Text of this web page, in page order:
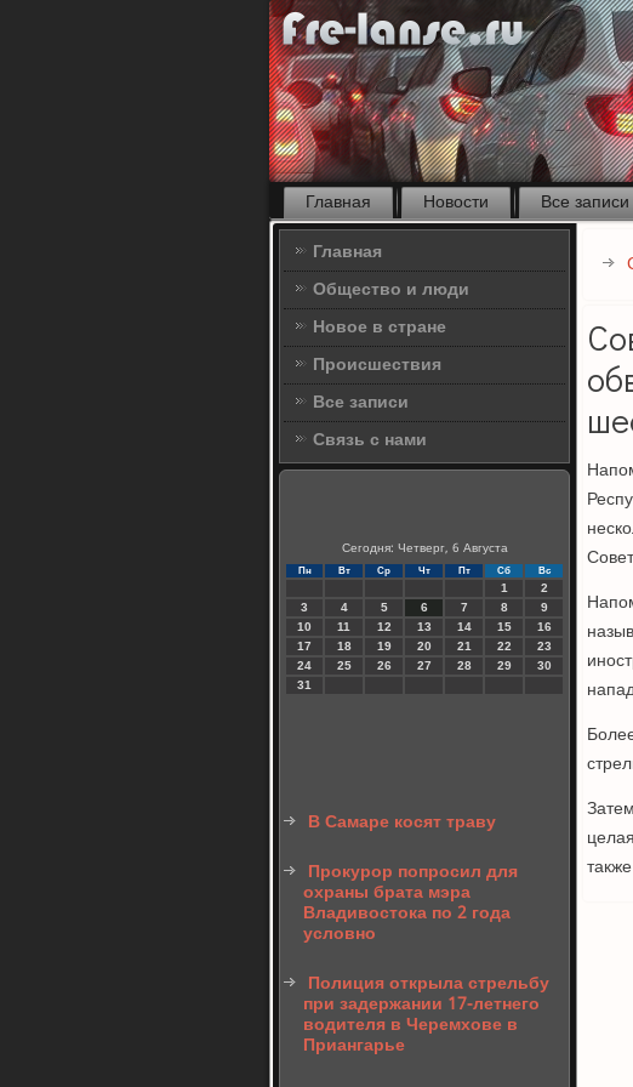
Главная Новости Все записи
Главная
Общество и люди
Новое в стране
Происшествия
Все записи
Связь с нами
Сегодня: Четверг, 6 Августа
Пн Вт Ср Чт Пт Сб Вс
1
2
3
4 5 6 7 8
9
10
11 12 13 14 15
16
17
18 19 20 21 22
23
24
25 26 27 28 29
30
31
В Самаре косят траву
Прокурор попросил для
охраны брата мэра
Владивостока по 2 года
условно
Полиция открыла стрельбу
при задержании 17-летнего
водителя в Черемхове в
Приангарье